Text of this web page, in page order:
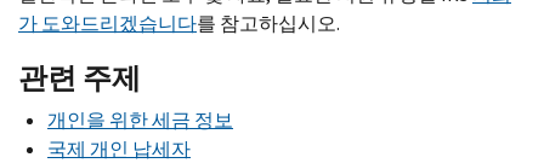
가 도와드리겠습니다를 참고하십시오.
관련 주제
개인을 위한 세금 정보
국제 개인 납세자